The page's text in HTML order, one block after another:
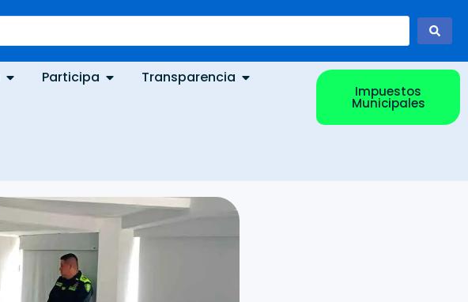
Participa
Transparencia
Impuestos
Municipales